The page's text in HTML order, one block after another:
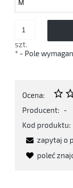
szt.
* - Pole
Ocena:
Producent: -
Kod produktu:
zapytaj o
poleć